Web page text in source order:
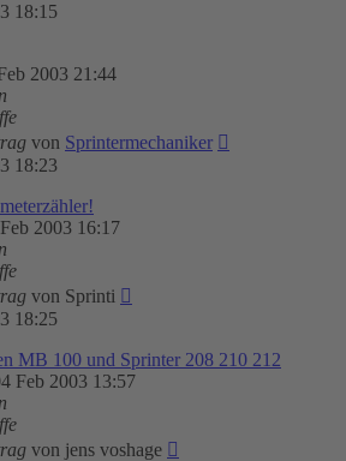
18:15
2003 21:44
von Sprintermechaniker
18:23
2003 16:17
von Sprinti
18:25
MB 100 und Sprinter 208 210 212
Feb 2003 13:57
von jens voshage